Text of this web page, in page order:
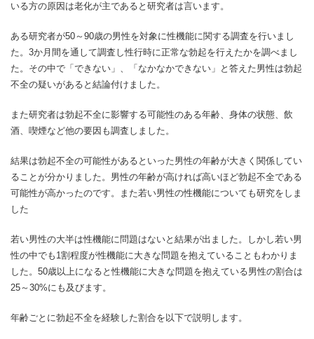
いる方の原因は老化が主であると研究者は言います。
ある研究者が50～90歳の男性を対象に性機能に関する調査を行いまし
た。3か月間を通して調査し性行時に正常な勃起を行えたかを調べまし
た。その中で「できない」、「なかなかできない」と答えた男性は勃起
不全の疑いがあると結論付けました。
また研究者は勃起不全に影響する可能性のある年齢、身体の状態、飲
酒、喫煙など他の要因も調査しました。
結果は勃起不全の可能性があるといった男性の年齢が大きく関係してい
ることが分かりました。男性の年齢が高ければ高いほど勃起不全である
可能性が高かったのです。また若い男性の性機能についても研究をしま
した
若い男性の大半は性機能に問題はないと結果が出ました。しかし若い男
性の中でも1割程度が性機能に大きな問題を抱えていることもわかりま
した。50歳以上になると性機能に大きな問題を抱えている男性の割合は
25～30%にも及びます。
年齢ごとに勃起不全を経験した割合を以下で説明します。